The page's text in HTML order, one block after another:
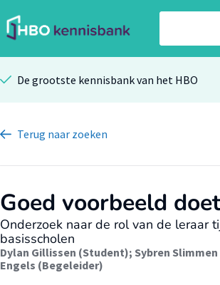
De grootste kennisbank van het HBO
Terug naar zoeken
Goed voorbeeld
Onderzoek naar de rol van de leraar
basisscholen
Dylan Gillissen (Student); Sybren
Engels (Begeleider)